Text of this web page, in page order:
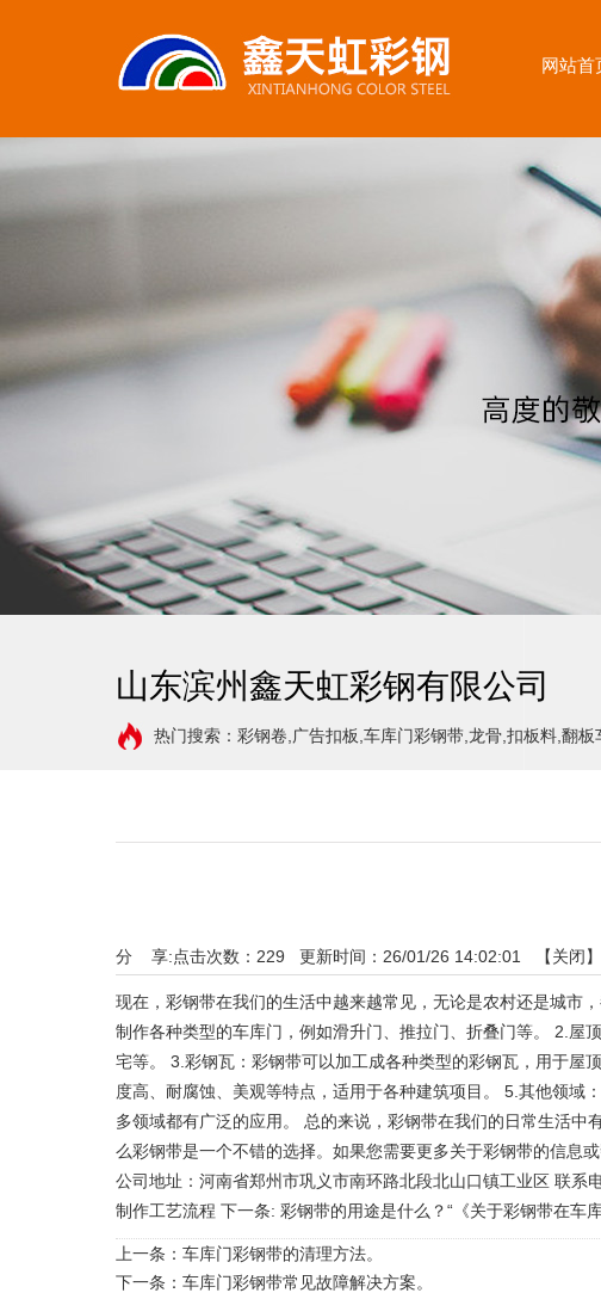
网站首
山东滨州鑫天虹彩钢有限公司
热门搜索：彩钢卷,广告扣板,车库门彩钢带,龙骨,扣板料,翻
点击次数： 229 更新时间：26/01/26 14:02:01 【关闭】
分 享:
现在，彩钢带在我们的生活中越来越常见，无论是农村还是城市
制作各种类型的车库门，例如滑升门、推拉门、折叠门等。 2.屋
宅等。 3.彩钢瓦：彩钢带可以加工成各种类型的彩钢瓦，用于屋
度高、耐腐蚀、美观等特点，适用于各种建筑项目。 5.其他领
多领域都有广泛的应用。 总的来说，彩钢带在我们的日常生活
么彩钢带是一个不错的选择。如果您需要更多关于彩钢带的信息
公司地址：河南省郑州市巩义市南环路北段北山口镇工业区 联
制作工艺流程 下一条: 彩钢带的用途是什么？“《关于彩钢带在车
上一条： 车库门彩钢带的清理方法。
下一条： 车库门彩钢带常见故障解决方案。